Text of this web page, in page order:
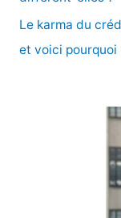
Le karma du
et voici pourquoi